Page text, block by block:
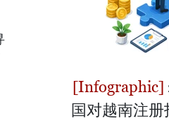
国对越南注